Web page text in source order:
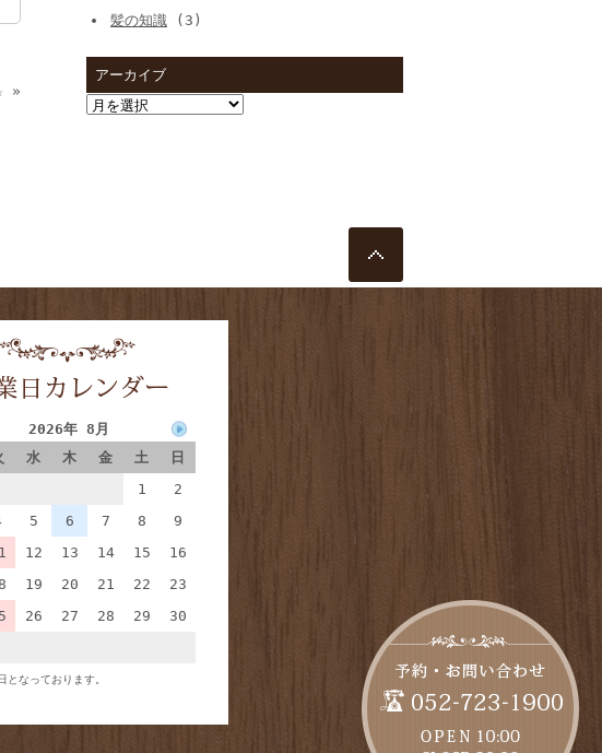
»
髪の知識 (3)
アーカイブ
ア
2026年 8月
水 木 金 土
日
1
2
5 6 7 8
9
12 13 14 15
16
19 20 21 22
23
26 27 28 29
30
となっております。